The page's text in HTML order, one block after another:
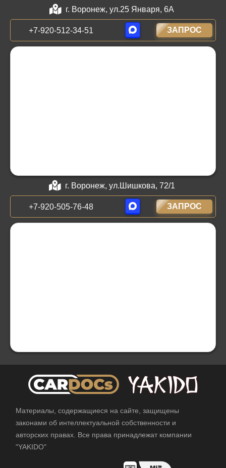
г. Воронеж, ул.25 Января, 6А
+7-920-512-34-51 ЗАПРОС
г. Воронеж, ул.Шишкова, 72/1
+7-920-505-76-48 ЗАПРОС
Материалы, содержащиеся на сайте, защищены
законами об интеллектуальной собственности и
авторских правах. Все права принадлежат компании
"YAKIDO"